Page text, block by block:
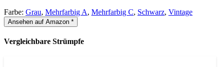
Farbe: Grau, Mehrfarbig A, Mehrfarbig C, Schwarz, Vintage
Ansehen auf Amazon *
Vergleichbare Strümpfe